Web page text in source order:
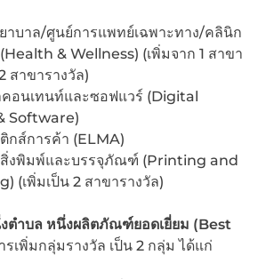
าบาล/ศูนย์การแพทย์เฉพาะทาง/คลินิก
& Wellness) (เพิ่มจาก 1 สาขา
สาขารางวัล)
อนเทนท์และซอฟแวร์ (Digital
Software)
กส์การค้า (ELMA)
สิ่งพิมพ์และบรรจุภัณฑ์ (Printing and
(เพิ่มเป็น 2 สาขารางวัล)
ตำบล หนึ่งผลิตภัณฑ์ยอดเยี่ยม (Best
เพิ่มกลุ่มรางวัล เป็น 2 กลุ่ม ได้แก่